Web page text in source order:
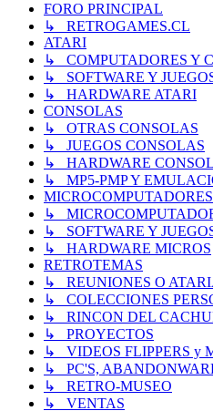
FORO PRINCIPAL
↳ RETROGAMES.CL
ATARI
↳ COMPUTADORES Y
↳ SOFTWARE Y
↳ HARDWARE ATARI
CONSOLAS
↳ OTRAS CONSOLAS
↳ JUEGOS CONSOLAS
↳ HARDWARE
↳ MP5-PMP Y
MICROCOMPUTADORES
↳
↳ SOFTWARE Y
↳ HARDWARE MICROS
RETROTEMAS
↳ REUNIONES O
↳ COLECCIONES
↳ RINCON DEL
↳ PROYECTOS
↳ VIDEOS FLIPPERS y
↳ PC'S,
↳ RETRO-MUSEO
↳ VENTAS